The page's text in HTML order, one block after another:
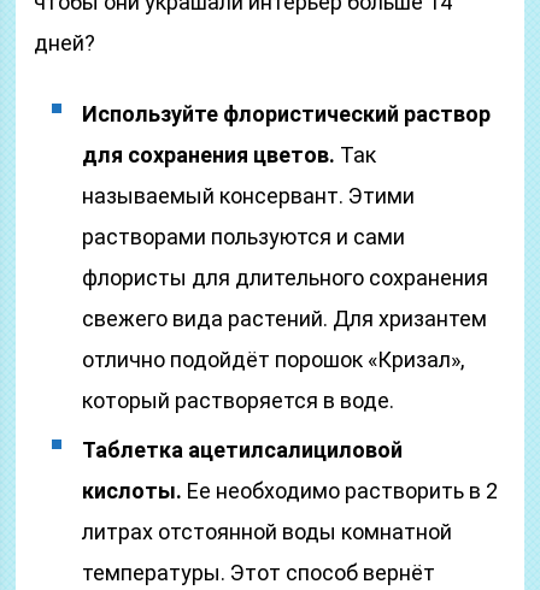
дней?
Используйте флористический раствор
для сохранения цветов. Так
называемый консервант. Этими
растворами пользуются и сами
флористы для длительного сохранения
свежего вида растений. Для хризантем
отлично подойдёт порошок «Кризал»,
который растворяется в воде.
Таблетка ацетилсалициловой
кислоты. Ее необходимо растворить в 2
литрах отстоянной воды комнатной
температуры. Этот способ вернёт